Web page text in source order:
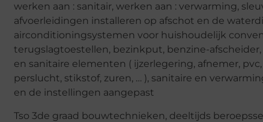
werken aan : sanitair, werken aan : verwarming,
afvoerleidingen installeren op afschot en de
airconditioningsystemen voor huishoudelijk
terugslagtoestellen, bezinkput, benzine-
en sanitaire elementen ( ijzerlegering, afnemer,
perslucht, stikstof, zuren, … ), sanitaire en
en de instellingen aangepast
Tso 3de graad bouwtechnieken, deeltijds